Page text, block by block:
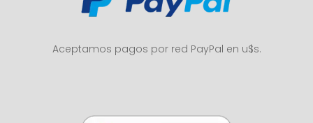
Aceptamos pagos por red PayPal en u$s.